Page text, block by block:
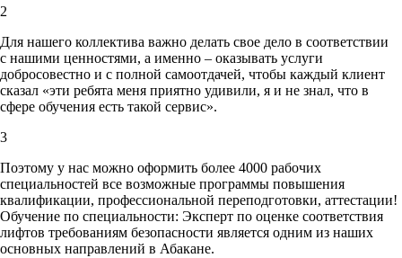
2
Для нашего коллектива важно делать свое дело в соответствии
с нашими ценностями, а именно – оказывать услуги
добросовестно и с полной самоотдачей, чтобы каждый клиент
сказал «эти ребята меня приятно удивили, я и не знал, что в
сфере обучения есть такой сервис».
3
Поэтому у нас можно оформить более 4000 рабочих
специальностей все возможные программы повышения
квалификации, профессиональной переподготовки, аттестации!
Обучение по специальности: Эксперт по оценке соответствия
лифтов требованиям безопасности является одним из наших
основных направлений в Абакане.